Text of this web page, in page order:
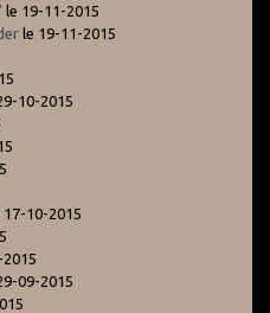
le 19-11-2015
le 19-11-2015
10-2015
17-10-2015
09-2015